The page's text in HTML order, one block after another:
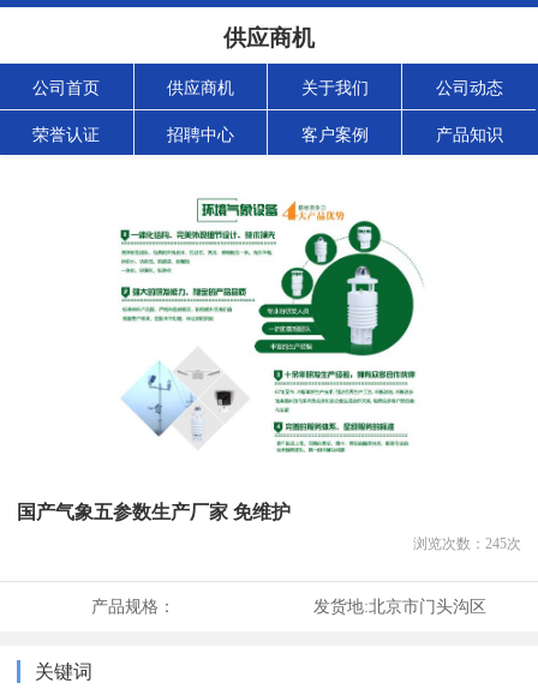
供应商机
公司首页 供应商机 关于我们 公司动态
荣誉认证 招聘中心 客户案例 产品知识
国产气象五参数生产厂家 免维护
浏览次数： 245次
产品规格： 发货地:北京市门头沟区
关键词